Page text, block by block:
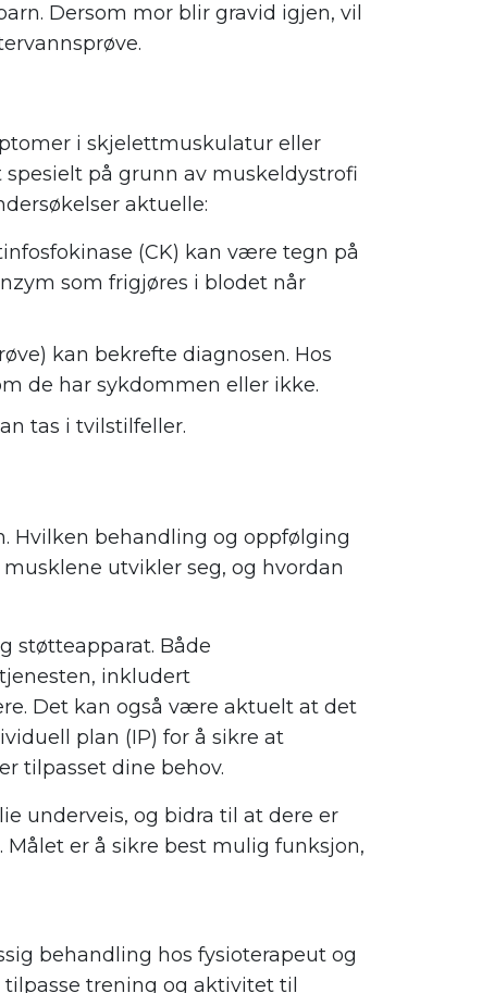
Dersom mor blir gravid igjen, vil
i skjelettmuskulatur eller
på grunn av muskeldystrofi
aktuelle:
(CK) kan være tegn på
som frigjøres i blodet når
kan bekrefte diagnosen. Hos
de har sykdommen eller ikke.
tas i tvilstilfeller.
Hvilken behandling og oppfølging
utvikler seg, og hvordan
støtteapparat. Både
inkludert
Det kan også være aktuelt at det
plan (IP) for å sikre at
tilpasset dine behov.
underveis, og bidra til at dere er
er å sikre best mulig funksjon,
behandling hos fysioterapeut og
trening og aktivitet til